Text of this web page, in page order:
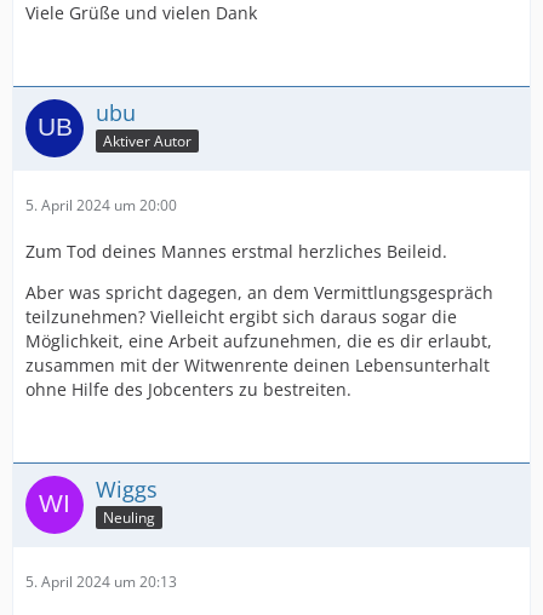
Viele Grüße und vielen Dank
ubu
Aktiver Autor
5. April 2024 um 20:00
Zum Tod deines Mannes erstmal herzliches Beileid.
Aber was spricht dagegen, an dem Vermittlungsgespräch
teilzunehmen? Vielleicht ergibt sich daraus sogar die
Möglichkeit, eine Arbeit aufzunehmen, die es dir erlaubt,
zusammen mit der Witwenrente deinen Lebensunterhalt
ohne Hilfe des Jobcenters zu bestreiten.
Wiggs
Neuling
5. April 2024 um 20:13